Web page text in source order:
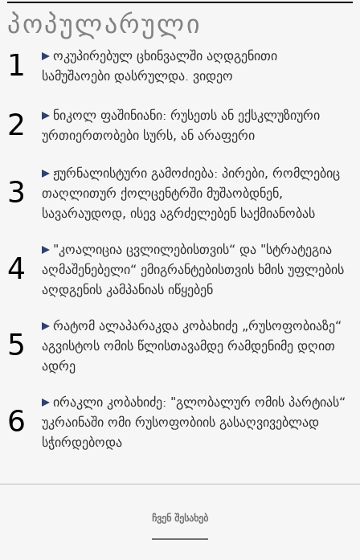
პოპულარული
1
ოკუპირებულ ცხინვალში აღდგენითი
სამუშაოები დასრულდა. ვიდეო
2
ნიკოლ ფაშინიანი: რუსეთს ან ექსკლუზიური
ურთიერთობები სურს, ან არაფერი
3
ჟურნალისტური გამოძიება: პირები, რომლებიც
თაღლითურ ქოლცენტრში მუშაობდნენ,
სავარაუდოდ, ისევ აგრძელებენ საქმიანობას
4
"კოალიცია ცვლილებისთვის“ და "სტრატეგია
აღმაშენებელი“ ემიგრანტებისთვის ხმის უფლების
აღდგენის კამპანიას იწყებენ
5
რატომ ალაპარაკდა კობახიძე „რუსოფობიაზე“
აგვისტოს ომის წლისთავამდე რამდენიმე დღით
ადრე
6
ირაკლი კობახიძე: "გლობალურ ომის პარტიას“
უკრაინაში ომი რუსოფობიის გასაღვივებლად
სჭირდებოდა
ჩვენ შესახებ